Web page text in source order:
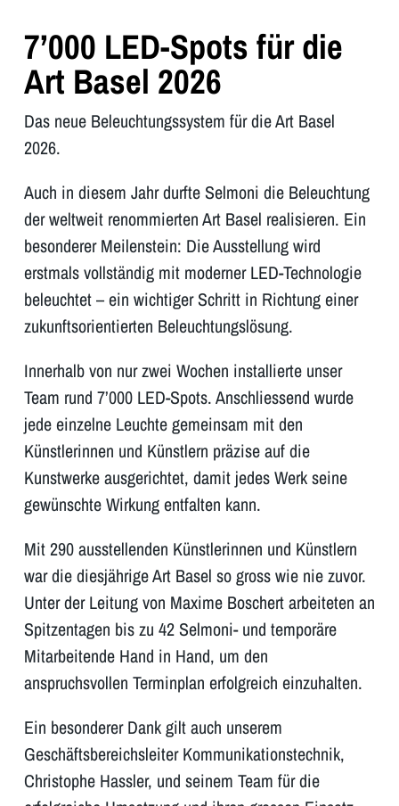
7’000 LED-Spots für die
Art Basel 2026
Das neue Beleuchtungssystem für die Art Basel
2026.
Auch in diesem Jahr durfte Selmoni die Beleuchtung
der weltweit renommierten Art Basel realisieren. Ein
besonderer Meilenstein: Die Ausstellung wird
erstmals vollständig mit moderner LED-Technologie
beleuchtet – ein wichtiger Schritt in Richtung einer
zukunftsorientierten Beleuchtungslösung.
Innerhalb von nur zwei Wochen installierte unser
Team rund 7’000 LED-Spots. Anschliessend wurde
jede einzelne Leuchte gemeinsam mit den
Künstlerinnen und Künstlern präzise auf die
Kunstwerke ausgerichtet, damit jedes Werk seine
gewünschte Wirkung entfalten kann.
Mit 290 ausstellenden Künstlerinnen und Künstlern
war die diesjährige Art Basel so gross wie nie zuvor.
Unter der Leitung von Maxime Boschert arbeiteten an
Spitzentagen bis zu 42 Selmoni- und temporäre
Mitarbeitende Hand in Hand, um den
anspruchsvollen Terminplan erfolgreich einzuhalten.
Ein besonderer Dank gilt auch unserem
Geschäftsbereichsleiter Kommunikationstechnik,
Christophe Hassler, und seinem Team für die